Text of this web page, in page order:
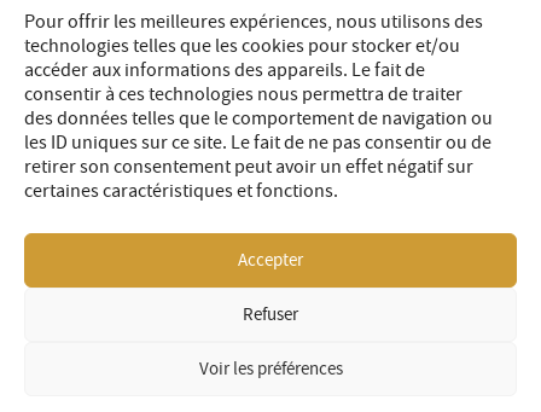
Pour offrir les meilleures expériences, nous utilisons des
technologies telles que les cookies pour stocker et/ou
accéder aux informations des appareils. Le fait de
consentir à ces technologies nous permettra de traiter
des données telles que le comportement de navigation ou
les ID uniques sur ce site. Le fait de ne pas consentir ou de
retirer son consentement peut avoir un effet négatif sur
certaines caractéristiques et fonctions.
Accepter
Refuser
Voir les préférences
© 2026 OR Royalties Inc